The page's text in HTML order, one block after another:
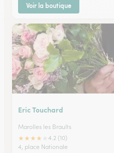
Voir la boutique
Eric Touchard
Marolles les Braults
★★★★
4.2 (10)
4, place Nationale